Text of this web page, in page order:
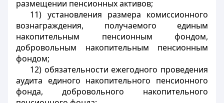
размещении пенсионных активов;
11) установления размера комиссионного
вознаграждения, получаемого единым
накопительным пенсионным фондом,
добровольным накопительным пенсионным
фондом;
12) обязательности ежегодного проведения
аудита единого накопительного пенсионного
фонда, добровольного накопительного